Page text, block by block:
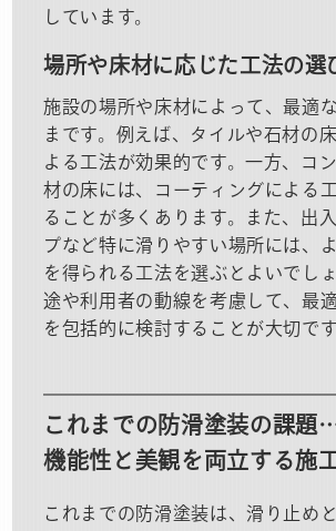
しています。
場所や床材に応じた工法の選
施設の場所や床材によって、最適
まです。例えば、タイルや石材の
よる工法が効果的です。一方、コ
材の床には、コーティングによる
ることが多くあります。また、出
プなど特に滑りやすい場所には、
を得られる工法を選ぶとよいでし
途や利用者の動線を考慮して、最
を包括的に検討することが大切です
これまでの防滑塗装の課題
機能性と美観を両立する施
これまでの防滑塗装は、滑り止め